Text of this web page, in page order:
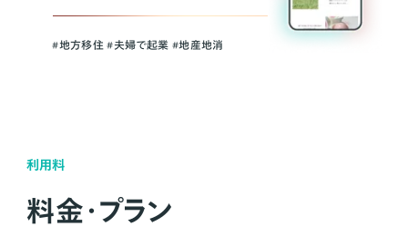
#地方移住 #夫婦で起業 #地産地消
利用料
料金・プラン